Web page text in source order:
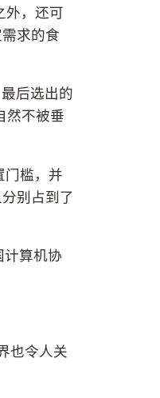
外，还可
求的食
后选出的
然不被垂
门槛，并
别占到了
算机协
也令人关